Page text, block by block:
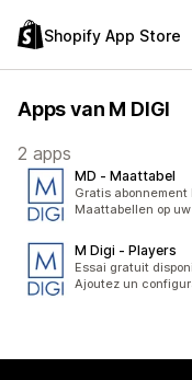
Shopify App Store
Apps van M DIGI
2 apps
MD ‑ Maattabel
Gratis
Maattabellen op
M Digi ‑ Players
Essai gratuit
Ajoutez un